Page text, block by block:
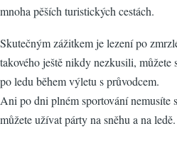
mnoha pěších turistických cestách.
Skutečným zážitkem je lezení po
takového ještě nikdy nezkusili, můžete
po ledu během výletu s průvodcem.
Ani po dni plném sportování nemusíte
můžete užívat párty na sněhu a na ledě.